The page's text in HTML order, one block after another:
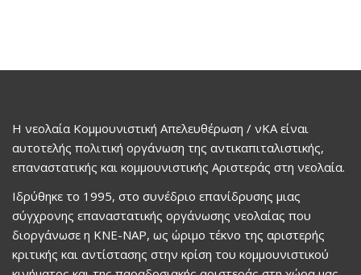
Η νεολαία Κομμουνιστική Απελευθέρωση / νΚΑ είναι
αυτοτελής πολιτική οργάνωση της αντικαπιταλιστικής,
επαναστατικής και κομμουνιστικής Αριστεράς στη νεολαία.
Ιδρύθηκε το 1995, στο συνέδριο επανίδρυσης μιας
σύγχρονης επαναστατικής οργάνωσης νεολαίας που
διοργάνωσε η ΚΝΕ-ΝΑΡ, ως ώριμο τέκνο της αριστερής
κριτικής και αντίστασης στην κρίση του κομμουνιστικού